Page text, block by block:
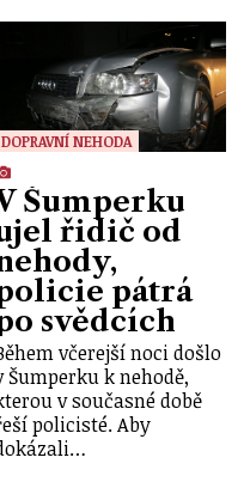
DOPRAVNÍ NEHODA
Šumperku
řidič od
pátrá
svědcích
včerejší noci došlo
Šumperku k nehodě,
v současné době
policisté. Aby